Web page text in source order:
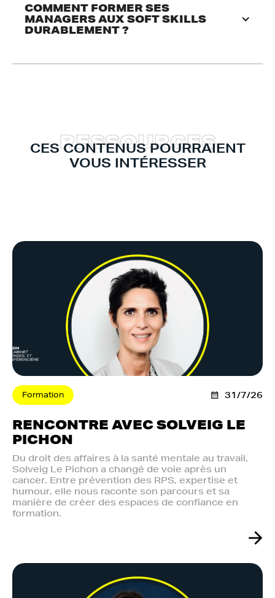
COMMENT FORMER SES
MANAGERS AUX SOFT SKILLS
DURABLEMENT ?
CES CONTENUS POURRAIENT
VOUS INTÉRESSER
RESSOURCES
Formation 31/7/26
RENCONTRE AVEC SOLVEIG LE
PICHON
Du droit des affaires à la santé mentale au travail,
Solveig Le Pichon a changé de voie après un
cancer. Entre prévention des RPS, expertise et
humour, elle nous raconte son parcours et sa
manière de créer des espaces de confiance en
formation.